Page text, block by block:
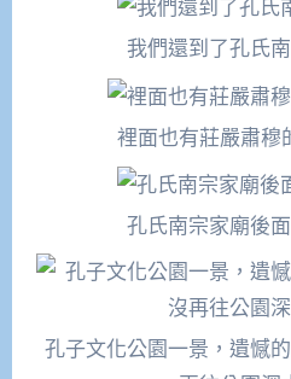
我們還到了孔氏
裡面也有莊嚴肅穆
孔氏南宗家廟後
孔子文化公園一景，遺憾